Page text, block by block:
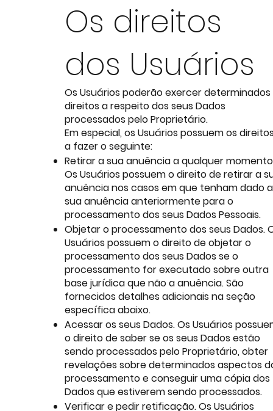
Os direitos
dos Usuários
Os Usuários poderão exercer determinados
direitos a respeito dos seus Dados
processados pelo Proprietário.
Em especial, os Usuários possuem os
a fazer o seguinte:
Retirar a sua anuência a qualquer
Os Usuários possuem o direito de retirar a
anuência nos casos em que tenham dado a
sua anuência anteriormente para o
processamento dos seus Dados Pessoais.
Objetar o processamento dos seus Dados.
Usuários possuem o direito de objetar o
processamento dos seus Dados se o
processamento for executado sobre outra
base jurídica que não a anuência. São
fornecidos detalhes adicionais na seção
específica abaixo.
Acessar os seus Dados. Os Usuários
o direito de saber se os seus Dados estão
sendo processados pelo Proprietário, obter
revelações sobre determinados aspectos
processamento e conseguir uma cópia dos
Dados que estiverem sendo processados.
Verificar e pedir retificação. Os Usuários